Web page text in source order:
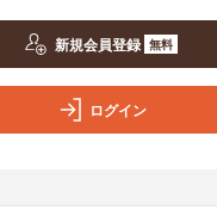
新規会員登録 無料
ログイン